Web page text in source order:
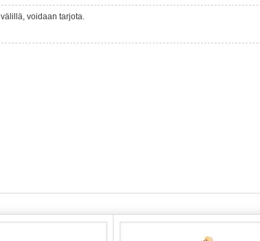
välillä, voidaan tarjota.